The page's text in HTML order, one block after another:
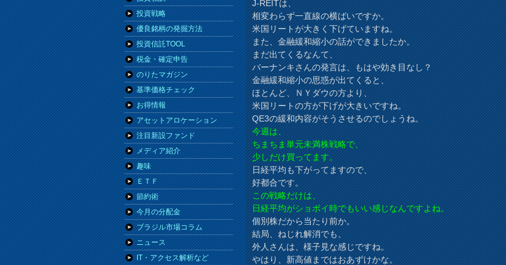
J-REITは、
相変わらず一直線の横ばいですか。
米国リートが大きく下げていますね。
また、金融緩和縮小の話ができましたか。
まだ出てくるなんて、
バーナンキさんの発言は、もはや効き目なし？
金融緩和縮小の思惑が出てくると、
ほとんど、ＮＹダウの方より、
米国リートの方が下げが大きいですね。
QE3の緩和内容がそうさせるのでしょうね。
今週は、
ちまちま単元未満株戦略で、
少しだけ買ってます。
日経平均も下がってますので、
好都合です。
この戦略だけは、
日経平均がショボイ時でもいい感じなんですよね。
個別株だから当たり前か。
結局、ねじれ解消でも、
外人さんは、様子見な感じですね。
やはり、新高値まではおあずけかな。
投資戦略
優良銘柄の発掘方法
投資信託TOOL
税金・確定申告
のりたマガジン
基準価格チェック
お得情報
アセットアロケーション
注目新設ファンド
メディア紹介
趣味
ＥＴＦ
節約術
今月の分配金
ブラジル市場コラム
ニュース
IT・アクセス解析など